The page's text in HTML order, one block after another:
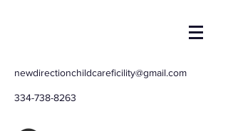
newdirectionchildcareficility@gmail.com
334-738-8263